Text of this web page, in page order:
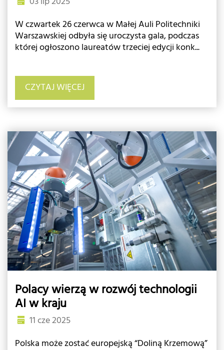
W czwartek 26 czerwca w Małej Auli Politechniki
Warszawskiej odbyła się uroczysta gala, podczas
której ogłoszono laureatów trzeciej edycji konk...
CZYTAJ WIĘCEJ
Polacy wierzą w rozwój technologii
AI w kraju
11 cze 2025
Polska może zostać europejską “Doliną Krzemową”